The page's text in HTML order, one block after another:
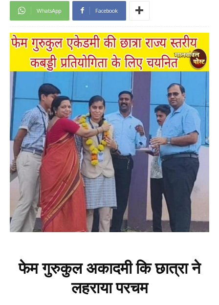
WhatsApp Facebook
फेम गुरुकुल अकादमी कि छात्रा ने
लहराया परचम